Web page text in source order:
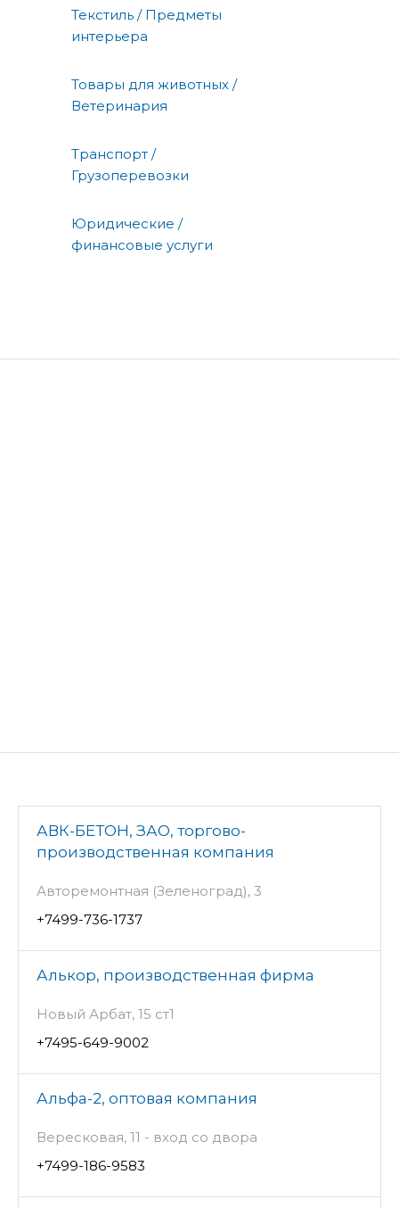
Текстиль / Предметы
интерьера
Товары для животных /
Ветеринария
Транспорт /
Грузоперевозки
Юридические /
финансовые услуги
АВК-БЕТОН, ЗАО, торгово-
производственная компания
Авторемонтная (Зеленоград), 3
+7499-736-1737
Алькор, производственная фирма
Новый Арбат, 15 ст1
+7495-649-9002
Альфа-2, оптовая компания
Вересковая, 11 - вход со двора
+7499-186-9583